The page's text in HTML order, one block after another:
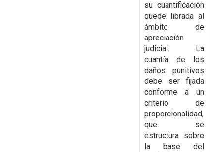
su cuantificación
quede librada al
ámbito de
apreciación
judicial. La
cuantía de los
daños punitivos
debe ser fijada
conforme a un
criterio de
proporcionalidad,
que se
estructura sobre
la base del